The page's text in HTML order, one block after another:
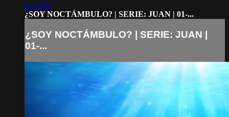
1:29:53
¿SOY NOCTÁMBULO? | SERIE: JUAN | 01-...
¿SOY NOCTÁMBULO? | SERIE: JUAN |
01-...